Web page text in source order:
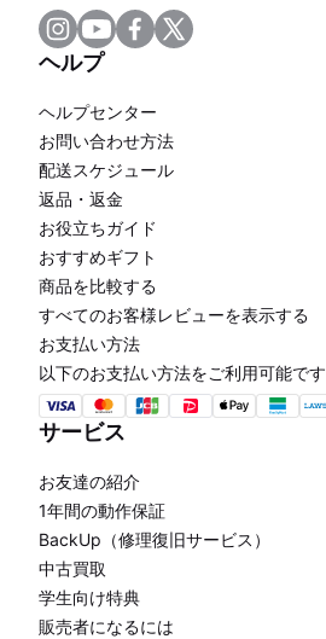
ヘルプ
ヘルプセンター
お問い合わせ方法
配送スケジュール
返品・返金
お役立ちガイド
おすすめギフト
商品を比較する
すべてのお客様レビューを表示する
お支払い方法
以下のお支払い方法をご利用可能です
サービス
お友達の紹介
1年間の動作保証
BackUp（修理復旧サービス）
中古買取
学生向け特典
販売者になるには